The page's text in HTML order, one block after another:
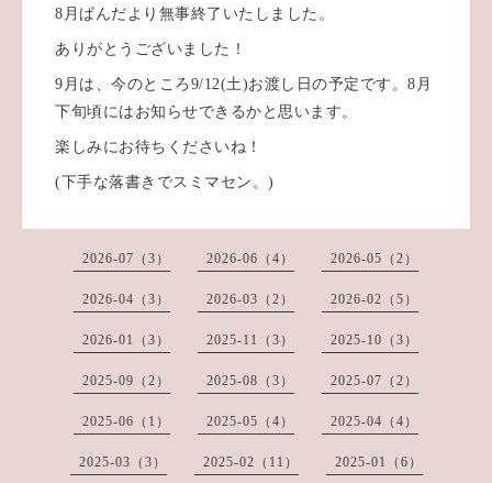
8月ぱんだより無事終了いたしました。
ありがとうございました！
9月は、今のところ9/12(土)お渡し日の予定です。8月
下旬頃にはお知らせできるかと思います。
楽しみにお待ちくださいね！
(下手な落書きでスミマセン。)
2026-07（3） 2026-06（4） 2026-05（2）
2026-04（3） 2026-03（2） 2026-02（5）
2026-01（3） 2025-11（3） 2025-10（3）
2025-09（2） 2025-08（3） 2025-07（2）
2025-06（1） 2025-05（4） 2025-04（4）
2025-03（3） 2025-02（11） 2025-01（6）